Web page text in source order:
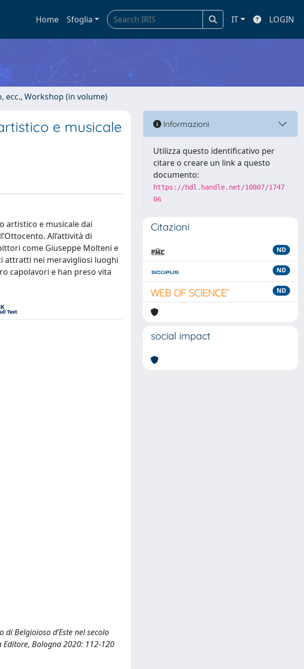
Home Sfoglia IT LOGIN
ecc., Workshop (in volume)
e musicale
artistico e musicale dai
All’attività di
come Giuseppe Molteni e
attratti nei meravigliosi luoghi
capolavori e han preso vita
Belgioioso d’Este nel secolo
Bologna 2020: 112-120
Informazioni
Utilizza questo identificativo per
citare o creare un link a questo
documento:
https://hdl.handle.net/10807/1747
06
Citazioni
ND
ND
ND
social impact